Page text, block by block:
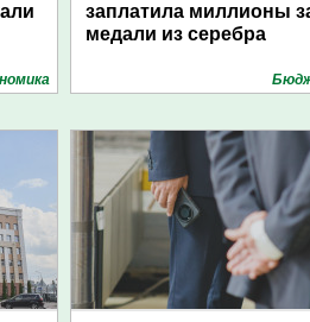
заплатила миллионы
медали из серебра